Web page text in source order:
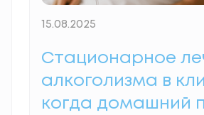
15.08.2025
Стационарное
алкоголизма в
когда домашний